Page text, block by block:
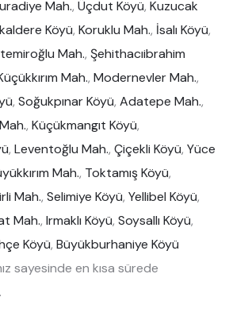
Mah., Üçdut Köyü, Kuzucak
Köyü, Koruklu Mah., İsalı Köyü,
Mah., Şehithacıibrahim
Mah., Modernevler Mah.,
, Soğukpınar Köyü, Adatepe Mah.,
, Küçükmangıt Köyü,
, Leventoğlu Mah., Çiçekli Köyü, Yüce
Mah., Toktamış Köyü,
Mah., Selimiye Köyü, Yellibel Köyü,
Mah., Irmaklı Köyü, Soysallı Köyü,
Köyü, Büyükburhaniye Köyü
sayesinde en kısa sürede